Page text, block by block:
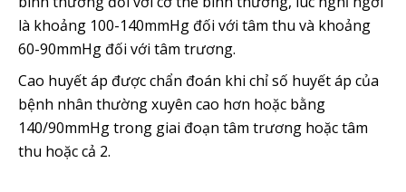
là khoảng 100-140mmHg đối với tâm thu và khoảng
60-90mmHg đối với tâm trương.
Cao huyết áp được chẩn đoán khi chỉ số huyết áp của
bệnh nhân thường xuyên cao hơn hoặc bằng
140/90mmHg trong giai đoạn tâm trương hoặc tâm
thu hoặc cả 2.